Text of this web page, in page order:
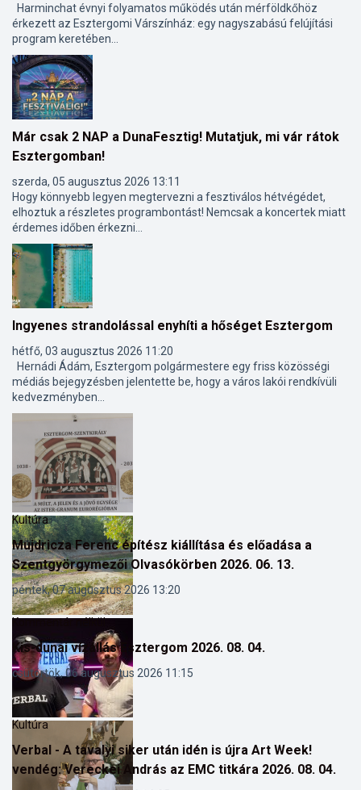
Harminchat évnyi folyamatos működés után mérföldkőhöz
érkezett az Esztergomi Várszínház: egy nagyszabású felújítási
program keretében...
Már csak 2 NAP a DunaFesztig! Mutatjuk, mi vár rátok
Esztergomban!
szerda, 05 augusztus 2026 13:11
Hogy könnyebb legyen megtervezni a fesztiválos hétvégédet,
elhoztuk a részletes programbontást! Nemcsak a koncertek miatt
érdemes időben érkezni...
Ingyenes strandolással enyhíti a hőséget Esztergom
hétfő, 03 augusztus 2026 11:20
Hernádi Ádám, Esztergom polgármestere egy friss közösségi
médiás bejegyzésben jelentette be, hogy a város lakói rendkívüli
kedvezményben...
Kultúra
Mujdricza Ferenc építész kiállítása és előadása a
Szentgyörgymezői Olvasókörben 2026. 06. 13.
péntek, 07 augusztus 2026 13:20
Kommentár nélkül
Kis-dunai vízállás Esztergom 2026. 08. 04.
csütörtök, 06 augusztus 2026 11:15
Kultúra
Verbal - A tavalyi siker után idén is újra Art Week!
vendég: Vereckei András az EMC titkára 2026. 08. 04.